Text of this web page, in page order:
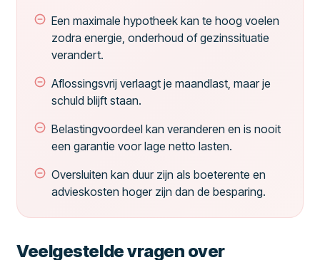
Een maximale hypotheek kan te hoog voelen
zodra energie, onderhoud of gezinssituatie
verandert.
Aflossingsvrij verlaagt je maandlast, maar je
schuld blijft staan.
Belastingvoordeel kan veranderen en is nooit
een garantie voor lage netto lasten.
Oversluiten kan duur zijn als boeterente en
advieskosten hoger zijn dan de besparing.
Veelgestelde vragen over